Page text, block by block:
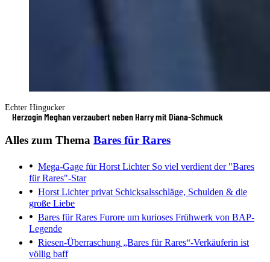
Echter Hingucker
Herzogin Meghan verzaubert neben Harry mit Diana-Schmuck
Alles zum Thema Bares für Rares
Mega-Gage für Horst LichterSo viel verdient der "Bares
für Rares"-Star
Horst Lichter privat Schicksalsschläge, Schulden & die
große Liebe
Bares für Rares Furore um kurioses Frühwerk von BAP-
Legende
Riesen-Überraschung „Bares für Rares“-Verkäuferin ist
völlig baff